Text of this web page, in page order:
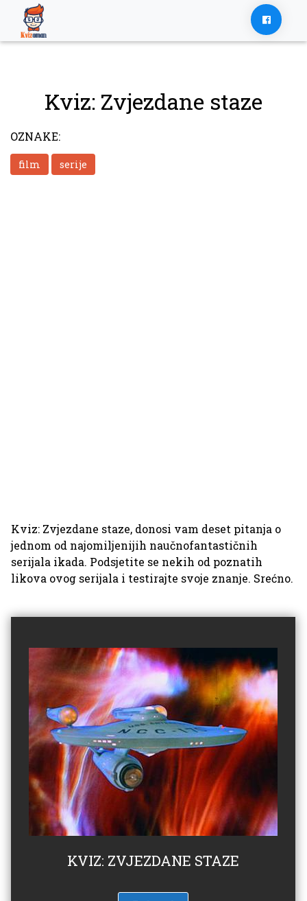
content
Kviz: Zvjezdane staze
OZNAKE:
film serije
Kviz: Zvjezdane staze, donosi vam deset pitanja o
jednom od najomiljenijih naučnofantastičnih
serijala ikada. Podsjetite se nekih od poznatih
likova ovog serijala i testirajte svoje znanje. Srećno.
KVIZ: ZVJEZDANE STAZE